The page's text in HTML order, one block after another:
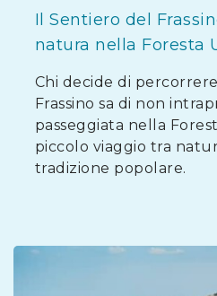
Il Sentiero del
natura nella Foresta
Chi decide di
Frassino sa di non
passeggiata nella
piccolo viaggio tra
tradizione popolare.